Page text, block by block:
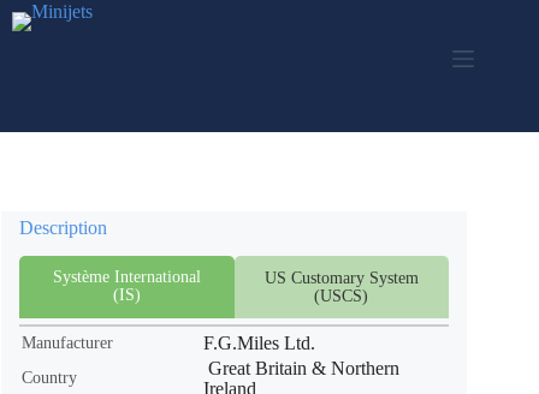
Skip
to
Description
Système International
(IS)
US Customary System
(USCS)
Manufacturer F.G.Miles Ltd.
Country
Great Britain & Northern
Ireland